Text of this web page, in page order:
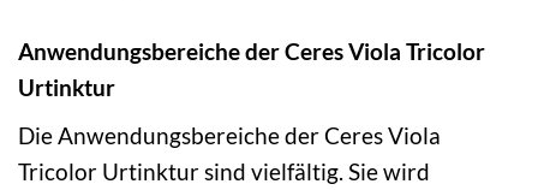
Anwendungsbereiche der Ceres Viola Tricolor
Urtinktur
Die Anwendungsbereiche der Ceres Viola
Tricolor Urtinktur sind vielfältig. Sie wird